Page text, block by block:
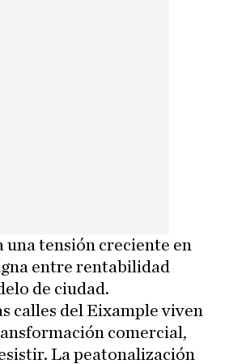
una tensión creciente en
entre rentabilidad
de ciudad.
calles del Eixample viven
comercial,
La peatonalización